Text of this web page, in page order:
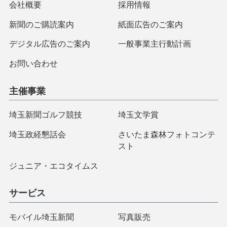
会社概要 採用情報
新聞のご購読案内 紙面広告のご案内
デジタル広告のご案内 一般事業主行動計画
お問い合わせ
主催事業
埼玉新聞ゴルフ競技 埼玉文学賞
埼玉政経懇話会
さいたま森林フォトコンテ
スト
ジュニア・エコタイムス
サービス
モバイル埼玉新聞 写真販売